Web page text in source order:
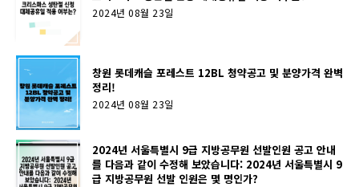
2024년 08월 23일
창원 롯데캐슬 포레스트 12BL 청약공고 및 분양가격 완벽
정리!
2024년 08월 23일
2024년 서울특별시 9급 지방공무원 선발인원 공고 안내
를 다음과 같이 수정해 보았습니다: 2024년 서울특별시 9
급 지방공무원 선발 인원은 몇 명인가?